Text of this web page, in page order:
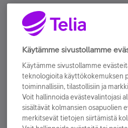
Älä jää paitsi – osallistu
Tilaa Telian uutiskirje ja olet
sähköpostiisi.
Tilaa nyt
Käytämme sivustollamme
Käytämme sivustollamme
teknologioita käyttökokemuksen
toiminnallisiin, tilastollisiin ja
Voit hallinnoida evästevalintojasi
sisältävät kolmansien osapuolien
merkitsevät tietojen siirtämistä